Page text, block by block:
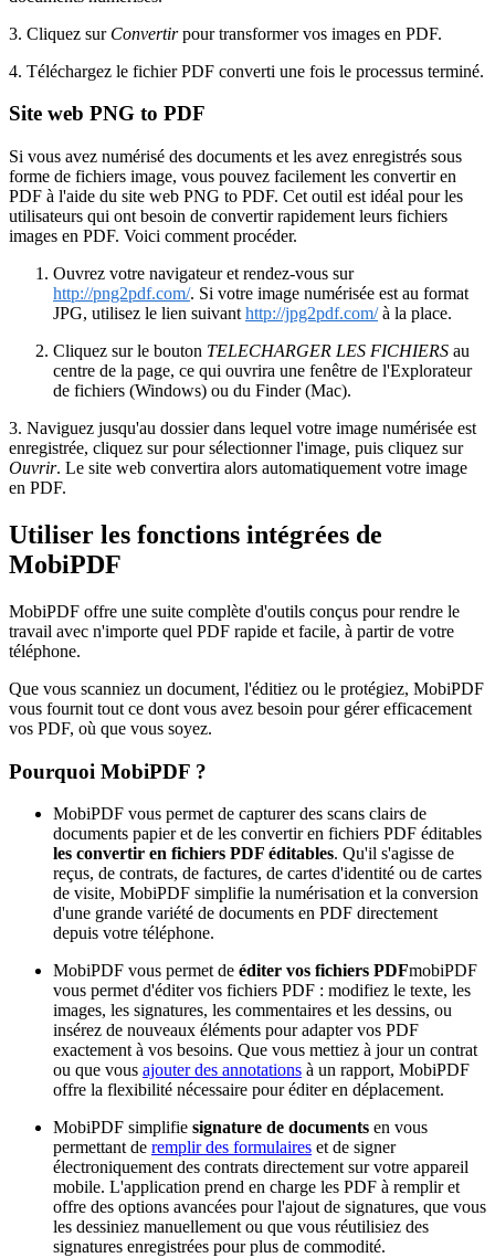
3. Cliquez sur Convertirpour transformer vos images en PDF.
4. Téléchargez le fichier PDF converti une fois le processus terminé.
Site web PNG to PDF
Si vous avez numérisé des documents et les avez enregistrés sous
forme de fichiers image, vous pouvez facilement les convertir en
PDF à l'aide du site web PNG to PDF. Cet outil est idéal pour les
utilisateurs qui ont besoin de convertir rapidement leurs fichiers
images en PDF. Voici comment procéder.
Ouvrez votre navigateur et rendez-vous sur
http://png2pdf.com/. Si votre image numérisée est au format
JPG, utilisez le lien suivant http://jpg2pdf.com/à la place.
Cliquez sur le bouton TELECHARGER LES FICHIERS au
centre de la page, ce qui ouvrira une fenêtre de l'Explorateur
de fichiers (Windows) ou du Finder (Mac).
3. Naviguez jusqu'au dossier dans lequel votre image numérisée est
enregistrée, cliquez sur pour sélectionner l'image, puis cliquez sur
Ouvrir. Le site web convertira alors automatiquement votre image
en PDF.
Utiliser les fonctions intégrées de
MobiPDF
MobiPDF offre une suite complète d'outils conçus pour rendre le
travail avec n'importe quel PDF rapide et facile, à partir de votre
téléphone.
Que vous scanniez un document, l'éditiez ou le protégiez, MobiPDF
vous fournit tout ce dont vous avez besoin pour gérer efficacement
vos PDF, où que vous soyez.
Pourquoi MobiPDF ?
MobiPDF vous permet de capturer des scans clairs de
documents papier et de les convertir en fichiers PDF éditables
les convertir en fichiers PDF éditables. Qu'il s'agisse de
reçus, de contrats, de factures, de cartes d'identité ou de cartes
de visite, MobiPDF simplifie la numérisation et la conversion
d'une grande variété de documents en PDF directement
depuis votre téléphone.
MobiPDF vous permet de éditer vos fichiers PDFmobiPDF
vous permet d'éditer vos fichiers PDF : modifiez le texte, les
images, les signatures, les commentaires et les dessins, ou
insérez de nouveaux éléments pour adapter vos PDF
exactement à vos besoins. Que vous mettiez à jour un contrat
ou que vous ajouter des annotations à un rapport, MobiPDF
offre la flexibilité nécessaire pour éditer en déplacement.
MobiPDF simplifie signature de documents en vous
permettant de remplir des formulaires et de signer
électroniquement des contrats directement sur votre appareil
mobile. L'application prend en charge les PDF à remplir et
offre des options avancées pour l'ajout de signatures, que vous
les dessiniez manuellement ou que vous réutilisiez des
signatures enregistrées pour plus de commodité.